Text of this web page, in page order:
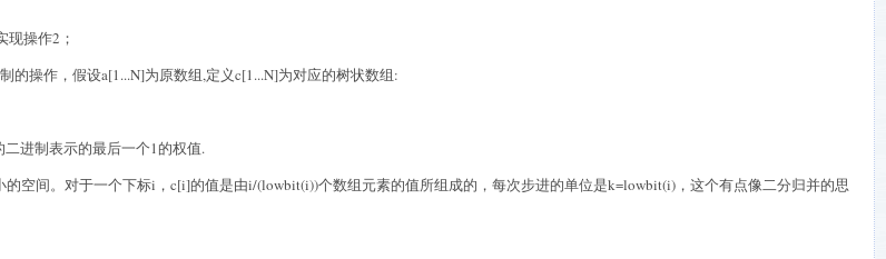
现操作2 ；
的操作，假设a[1...N]为原数组,定义c[1...N]为对应的树状数组:
二进制表示的最后一个1的权值.
的空间。对于一个下标i ， c[i]的值是由i/(lowbit(i))个数组元素的值所组成的，每次步进的单位是k=lowbit(i) ，这个有点像二分归并的思